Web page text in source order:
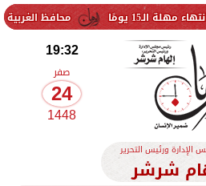
محافظ الغربية يتفقد حزمة من
19:32
صفر
24
1448
الإدارة ورئيس التحرير
شرشر